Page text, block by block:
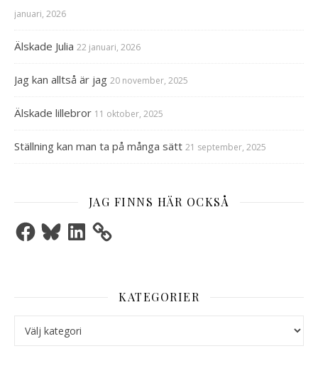
januari, 2026
Älskade Julia 22 januari, 2026
Jag kan alltså är jag 20 november, 2025
Älskade lillebror 11 oktober, 2025
Ställning kan man ta på många sätt 21 september, 2025
JAG FINNS HÄR OCKSÅ
FacebookBlueskyLinkedIn
KATEGORIER